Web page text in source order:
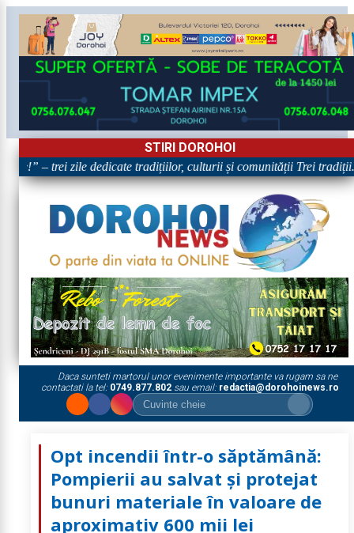
STIRI DOROHOI
– trei zile dedicate tradițiilor, culturii și comunității Trei tradiții.
Daca sunteti martorul unor evenimente importante va rugam sa ne
contactati la tel: 0749.877.802sau email: redactia@dorohoinews.ro
Opt incendii într-o săptămână:
Pompierii au salvat şi protejat
bunuri materiale în valoare de
aproximativ 600 mii lei